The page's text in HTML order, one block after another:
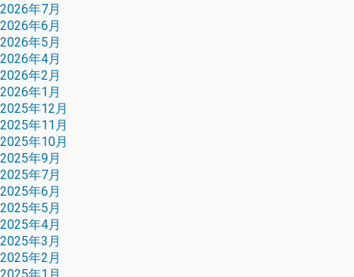
2026年7月
2026年6月
2026年5月
2026年4月
2026年2月
2026年1月
2025年12月
2025年11月
2025年10月
2025年9月
2025年7月
2025年6月
2025年5月
2025年4月
2025年3月
2025年2月
2025年1月